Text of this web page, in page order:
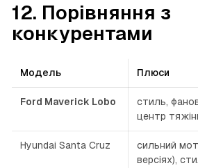
12. Порівняння з
конкурентами
Модель Плюси
Ford Maverick Lobo
стиль,
центр
Hyundai Santa Cruz
сильний
версіях),